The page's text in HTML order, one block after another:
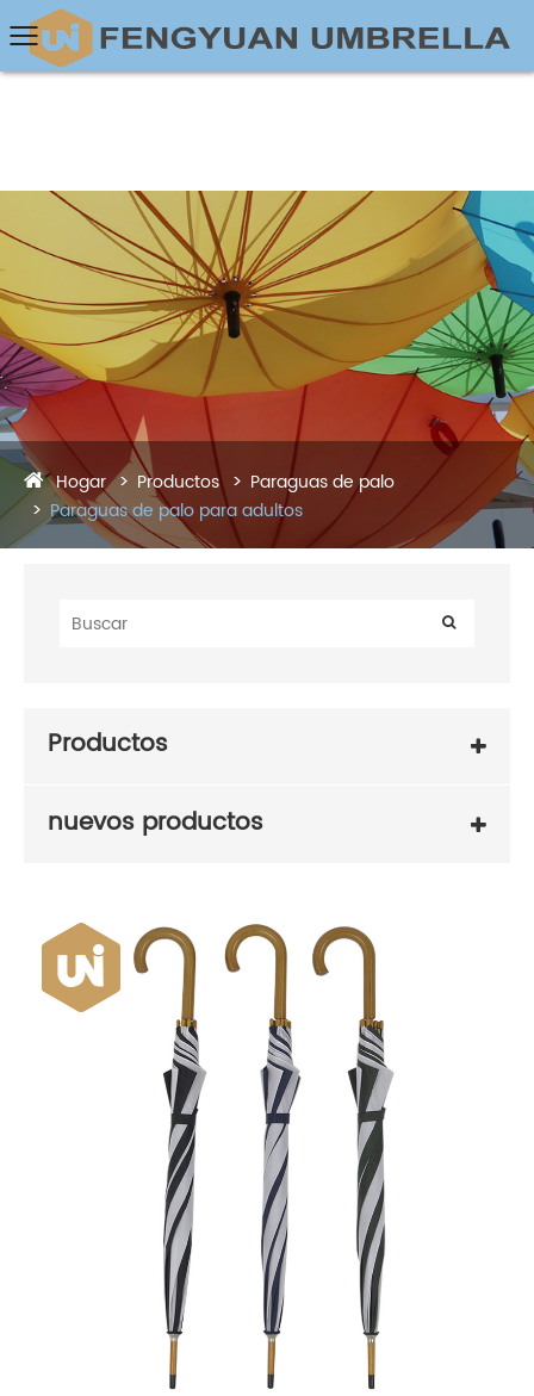
Hogar Productos
Paraguas de palo
Paraguas de palo para adultos
Productos
nuevos productos